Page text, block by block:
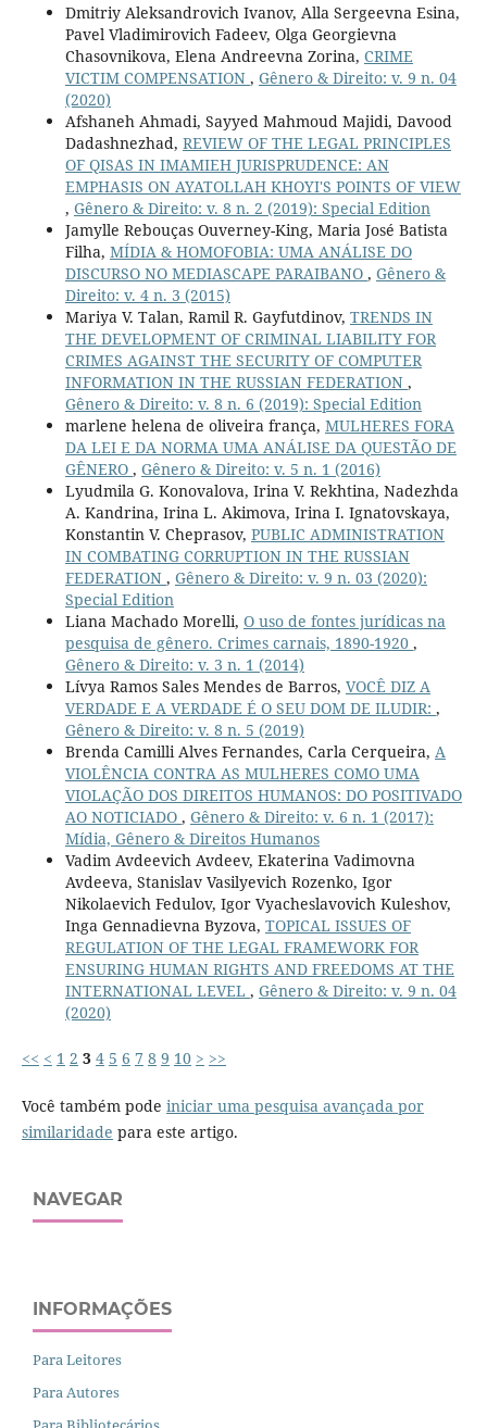
Dmitriy Aleksandrovich Ivanov, Alla Sergeevna Esina,
Pavel Vladimirovich Fadeev, Olga Georgievna
Chasovnikova, Elena Andreevna Zorina, CRIME
VICTIM COMPENSATION , Gênero & Direito: v. 9 n. 04
(2020)
Afshaneh Ahmadi, Sayyed Mahmoud Majidi, Davood
Dadashnezhad, REVIEW OF THE LEGAL PRINCIPLES
OF QISAS IN IMAMIEH JURISPRUDENCE: AN
EMPHASIS ON AYATOLLAH KHOYI'S POINTS OF VIEW
, Gênero & Direito: v. 8 n. 2 (2019): Special Edition
Jamylle Rebouças Ouverney-King, Maria José Batista
Filha, MÍDIA & HOMOFOBIA: UMA ANÁLISE DO
DISCURSO NO MEDIASCAPE PARAIBANO , Gênero &
Direito: v. 4 n. 3 (2015)
Mariya V. Talan, Ramil R. Gayfutdinov, TRENDS IN
THE DEVELOPMENT OF CRIMINAL LIABILITY FOR
CRIMES AGAINST THE SECURITY OF COMPUTER
INFORMATION IN THE RUSSIAN FEDERATION ,
Gênero & Direito: v. 8 n. 6 (2019): Special Edition
marlene helena de oliveira frança, MULHERES FORA
DA LEI E DA NORMA UMA ANÁLISE DA QUESTÃO DE
GÊNERO , Gênero & Direito: v. 5 n. 1 (2016)
Lyudmila G. Konovalova, Irina V. Rekhtina, Nadezhda
A. Kandrina, Irina L. Akimova, Irina I. Ignatovskaya,
Konstantin V. Cheprasov, PUBLIC ADMINISTRATION
IN COMBATING CORRUPTION IN THE RUSSIAN
FEDERATION , Gênero & Direito: v. 9 n. 03 (2020):
Special Edition
Liana Machado Morelli, O uso de fontes jurídicas na
pesquisa de gênero. Crimes carnais, 1890-1920 ,
Gênero & Direito: v. 3 n. 1 (2014)
Lívya Ramos Sales Mendes de Barros, VOCÊ DIZ A
VERDADE E A VERDADE É O SEU DOM DE ILUDIR: ,
Gênero & Direito: v. 8 n. 5 (2019)
Brenda Camilli Alves Fernandes, Carla Cerqueira, A
VIOLÊNCIA CONTRA AS MULHERES COMO UMA
VIOLAÇÃO DOS DIREITOS HUMANOS: DO POSITIVADO
AO NOTICIADO , Gênero & Direito: v. 6 n. 1 (2017):
Mídia, Gênero & Direitos Humanos
Vadim Avdeevich Avdeev, Ekaterina Vadimovna
Avdeeva, Stanislav Vasilyevich Rozenko, Igor
Nikolaevich Fedulov, Igor Vyacheslavovich Kuleshov,
Inga Gennadievna Byzova, TOPICAL ISSUES OF
REGULATION OF THE LEGAL FRAMEWORK FOR
ENSURING HUMAN RIGHTS AND FREEDOMS AT THE
INTERNATIONAL LEVEL , Gênero & Direito: v. 9 n. 04
(2020)
<< < 1 2 3 4 5 6 7 8 9 10 > >>
Você também pode iniciar uma pesquisa avançada por
similaridade para este artigo.
NAVEGAR
INFORMAÇÕES
Para Leitores
Para Autores